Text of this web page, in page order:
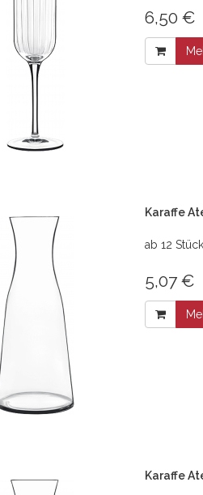
6,50 €
Karaffe
ab 12
5,07 €
Karaffe